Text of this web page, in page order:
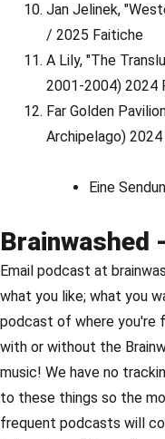
Jan Jelinek,
/ 2025 Faitiche
A Lily, "The
2001-2004) 2024
Far Golden
Archipelago)
Eine
Brainwashed
Email podcast at
what you like; what you
podcast of where you're
with or without the
music! We have no
to these things so the
frequent podcasts will